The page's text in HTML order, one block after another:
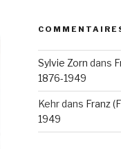
Sylvie Zorn dans
1876-1949
Kehrdans Franz
1949